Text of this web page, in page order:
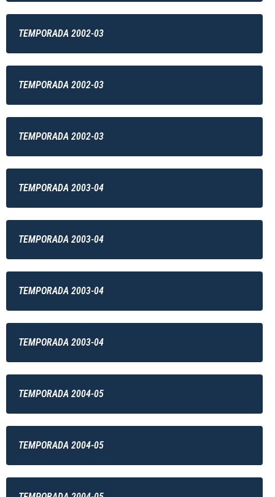
TEMPORADA 2002-03
TEMPORADA 2002-03
TEMPORADA 2002-03
TEMPORADA 2003-04
TEMPORADA 2003-04
TEMPORADA 2003-04
TEMPORADA 2003-04
TEMPORADA 2004-05
TEMPORADA 2004-05